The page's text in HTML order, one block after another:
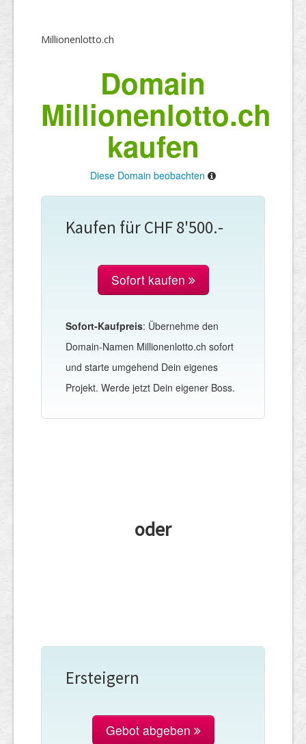
Millionenlotto.ch
Domain
Millionenlotto.ch
kaufen
Diese Domain beobachten
Kaufen für CHF 8'500.-
Sofort kaufen
Sofort-Kaufpreis: Übernehme den
Domain-Namen Millionenlotto.ch sofort
und starte umgehend Dein eigenes
Projekt. Werde jetzt Dein eigener Boss.
oder
Ersteigern
Gebot abgeben